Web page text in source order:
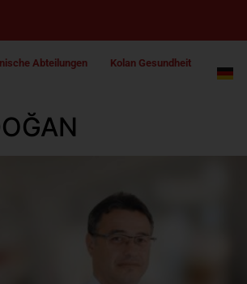
Abteilungen Kolan Gesundheit